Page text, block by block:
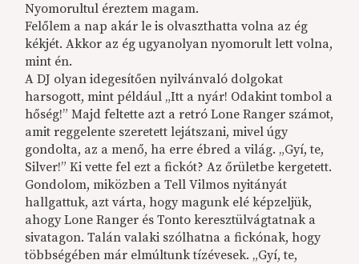
Nyomorultul éreztem magam.
Felőlem a nap akár le is olvaszthatta volna az ég
kékjét. Akkor az ég ugyanolyan nyomorult lett volna,
mint én.
A DJ olyan idegesítően nyilvánvaló dolgokat
harsogott, mint például „Itt a nyár! Odakint tombol a
hőség!” Majd feltette azt a retró Lone Ranger számot,
amit reggelente szeretett lejátszani, mivel úgy
gondolta, az a menő, ha erre ébred a világ. „Gyí, te,
Silver!” Ki vette fel ezt a fickót? Az őrületbe kergetett.
Gondolom, miközben a Tell Vilmos nyitányát
hallgattuk, azt várta, hogy magunk elé képzeljük,
ahogy Lone Ranger és Tonto keresztülvágtatnak a
sivatagon. Talán valaki szólhatna a fickónak, hogy
többségében már elmúltunk tízévesek. „Gyí, te,